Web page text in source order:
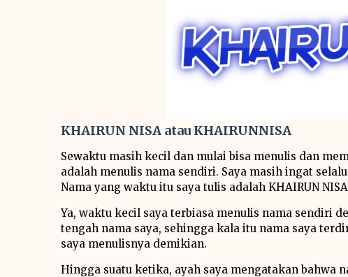
KHAIRUN NISA atau KHAIRUNNISA
Sewaktu masih kecil dan mulai bisa menulis dan
adalah menulis nama sendiri. Saya masih ingat
Nama yang waktu itu saya tulis adalah KHAIRUN
Ya, waktu kecil saya terbiasa menulis nama sendiri
tengah nama saya, sehingga kala itu nama saya
saya menulisnya demikian.
Hingga suatu ketika, ayah saya mengatakan bahwa